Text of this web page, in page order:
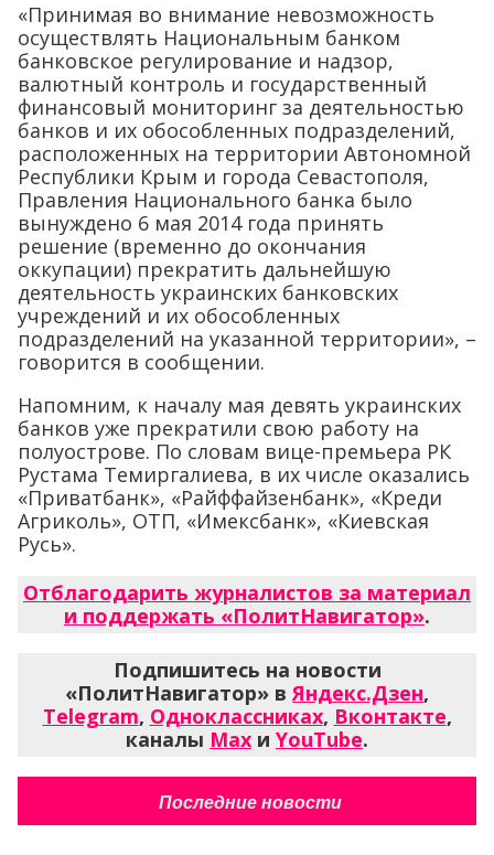
«Принимая во внимание невозможность
осуществлять Национальным банком
банковское регулирование и надзор,
валютный контроль и государственный
финансовый мониторинг за деятельностью
банков и их обособленных подразделений,
расположенных на территории Автономной
Республики Крым и города Севастополя,
Правления Национального банка было
вынуждено 6 мая 2014 года принять
решение (временно до окончания
оккупации) прекратить дальнейшую
деятельность украинских банковских
учреждений и их обособленных
подразделений на указанной территории», –
говорится в сообщении.
Напомним, к началу мая девять украинских
банков уже прекратили свою работу на
полуострове. По словам вице-премьера РК
Рустама Темиргалиева, в их числе оказались
«Приватбанк», «Райффайзенбанк», «Креди
Агриколь», ОТП, «Имексбанк», «Киевская
Русь».
Отблагодарить журналистов за материал
и поддержать «ПолитНавигатор».
Подпишитесь на новости
«ПолитНавигатор» вЯндекс.Дзен,
Telegram, Одноклассниках, Вконтакте,
каналы Max и YouTube.
Последние новости